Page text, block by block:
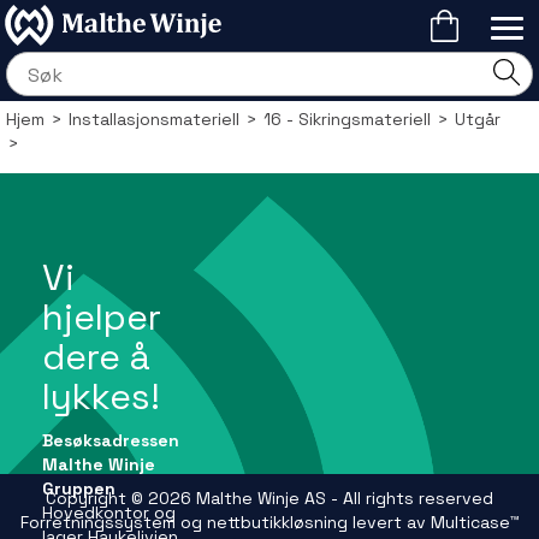
Hjem>Installasjonsmateriell>16 - Sikringsmateriell>Utgår
>
Vi
hjelper
dere å
lykkes!
Besøksadressen
Malthe Winje
Gruppen
Hovedkontor og
Copyright © 2026 Malthe Winje AS - All rights reserved
Forretningssystem og nettbutikkløsning levert av Multicase™